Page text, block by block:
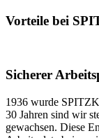
Vorteile bei
Sicherer
1936 wurde
30 Jahren sind wir
gewachsen. Diese